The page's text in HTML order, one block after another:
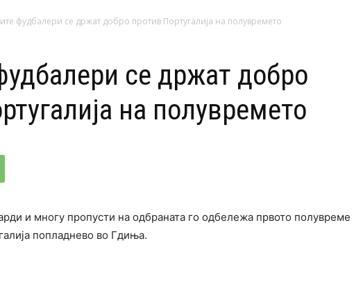
фудбалери се држат добро против Португалија на полувремето
се држат добро
на полувремето
и многу пропусти на одбраната го одбележа првото полувреме
попладнево во Гдиња.